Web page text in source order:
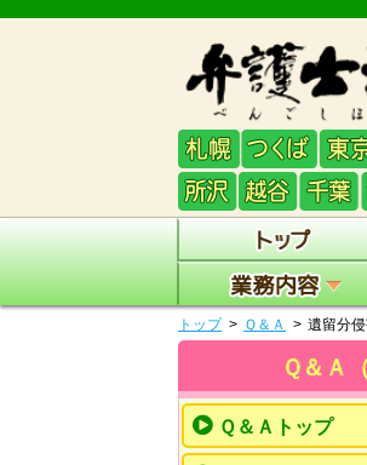
トップ Ｑ＆Ａ 遺留分
Ｑ＆Ａ
Ｑ＆Ａトップ